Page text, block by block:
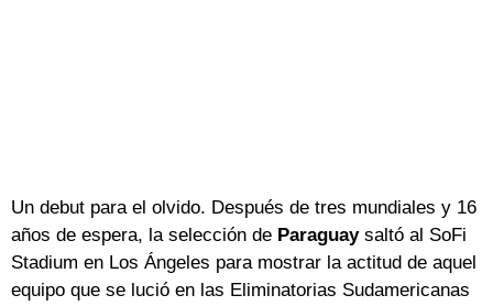
Un debut para el olvido. Después de tres mundiales y 16
años de espera, la selección de Paraguaysaltó al SoFi
Stadium en Los Ángeles para mostrar la actitud de aquel
equipo que se lució en las Eliminatorias Sudamericanas